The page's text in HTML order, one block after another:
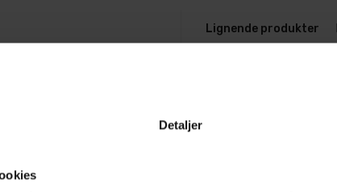
Detaljer
selv om de ikke
over tid
å ta enkle grep
blant de beste
Lignende produkter